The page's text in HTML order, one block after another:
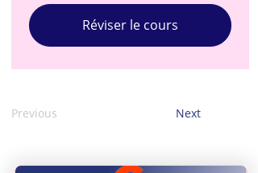
Réviser le cours
Previous Next